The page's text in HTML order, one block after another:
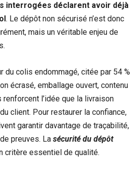
interrogées déclarent avoir déjà
. Le dépôt non sécurisé n’est donc
mais un véritable enjeu de
du colis endommagé, citée par 54 %
écrasé, emballage ouvert, contenu
l’idée que la livraison
client. Pour restaurer la confiance,
garantir davantage de traçabilité,
preuves. La sécurité du dépôt
critère essentiel de qualité.